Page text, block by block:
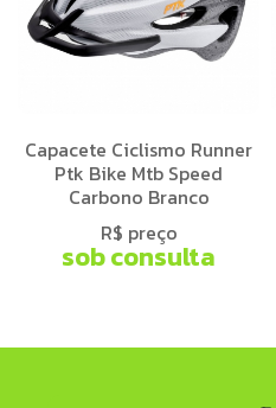
Capacete Ciclismo Runner
Ptk Bike Mtb Speed
Carbono Branco
R$ preço
sob consulta